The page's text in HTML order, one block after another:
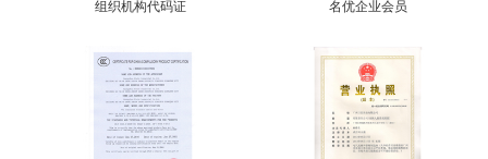
组织机构代码证 名优企业会员